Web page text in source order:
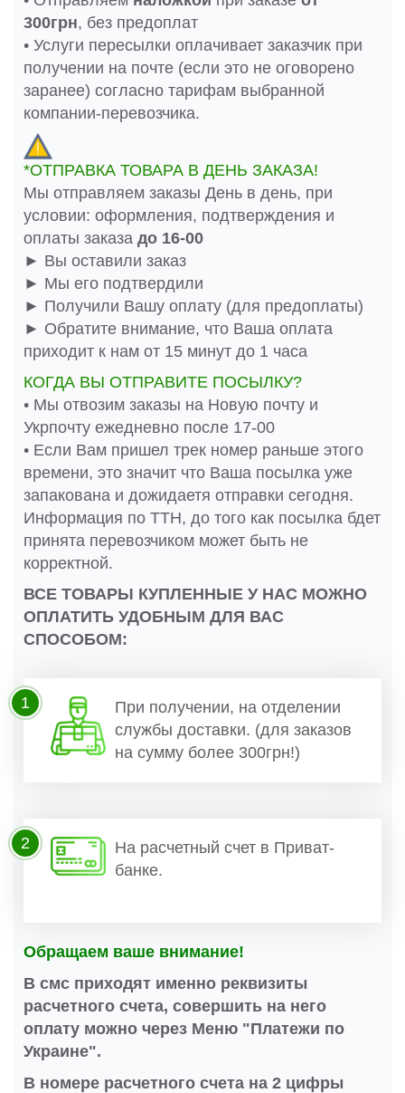
300грн, без предоплат
• Услуги пересылки оплачивает заказчик при
получении на почте (если это не оговорено
заранее) согласно тарифам выбранной
компании-перевозчика.
*ОТПРАВКА ТОВАРА В ДЕНЬ ЗАКАЗА!
Мы отправляем заказы День в день, при
условии: оформления, подтверждения и
оплаты заказа до 16-00
► Вы оставили заказ
► Мы его подтвердили
► Получили Вашу оплату (для предоплаты)
► Обратите внимание, что Ваша оплата
приходит к нам от 15 минут до 1 часа
КОГДА ВЫ ОТПРАВИТЕ ПОСЫЛКУ?
• Мы отвозим заказы на Новую почту и
Укрпочту ежедневно после 17-00
• Если Вам пришел трек номер раньше этого
времени, это значит что Ваша посылка уже
запакована и дожидаетя отправки сегодня.
Информация по ТТН, до того как посылка бдет
принята перевозчиком может быть не
корректной.
ВСЕ ТОВАРЫ КУПЛЕННЫЕ У НАС МОЖНО
ОПЛАТИТЬ УДОБНЫМ ДЛЯ ВАС
СПОСОБОМ:
При получении, на отделении
службы доставки. (для заказов
на сумму более 300грн!)
1
На расчетный счет в Приват-
банке.
2
Обращаем ваше внимание!
В смс приходят именно реквизиты
расчетного счета, совершить на него
оплату можно через Меню "Платежи по
Украине".
В номере расчетного счета на 2 цифры